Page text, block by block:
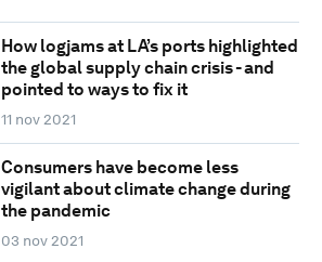
How logjams at LA’s ports highlighted
the global supply chain crisis - and
pointed to ways to fix it
11 nov 2021
Consumers have become less
vigilant about climate change during
the pandemic
03 nov 2021